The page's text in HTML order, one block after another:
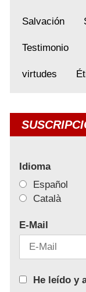
Salvación
Testimonio
virtudes
Idioma
Español
Català
E-Mail
He leído y